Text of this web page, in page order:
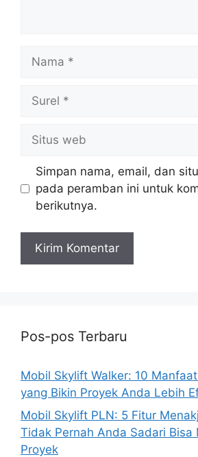
Nama
Surel
Situs
web
Simpan nama, email, dan
pada peramban ini untuk
berikutnya.
Pos-pos Terbaru
Mobil Skylift Walker: 10
yang Bikin Proyek Anda Lebih
Mobil Skylift PLN: 5 Fitur
Tidak Pernah Anda Sadari Bisa
Proyek